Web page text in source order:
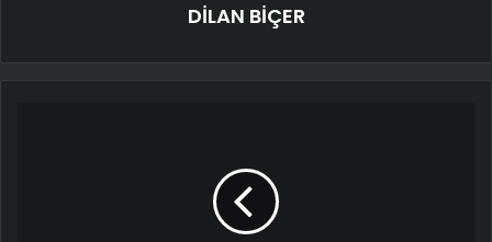
DİLAN BİÇER